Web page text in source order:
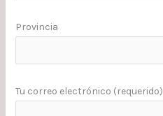
Provincia
Tu correo electrónico (requerido)